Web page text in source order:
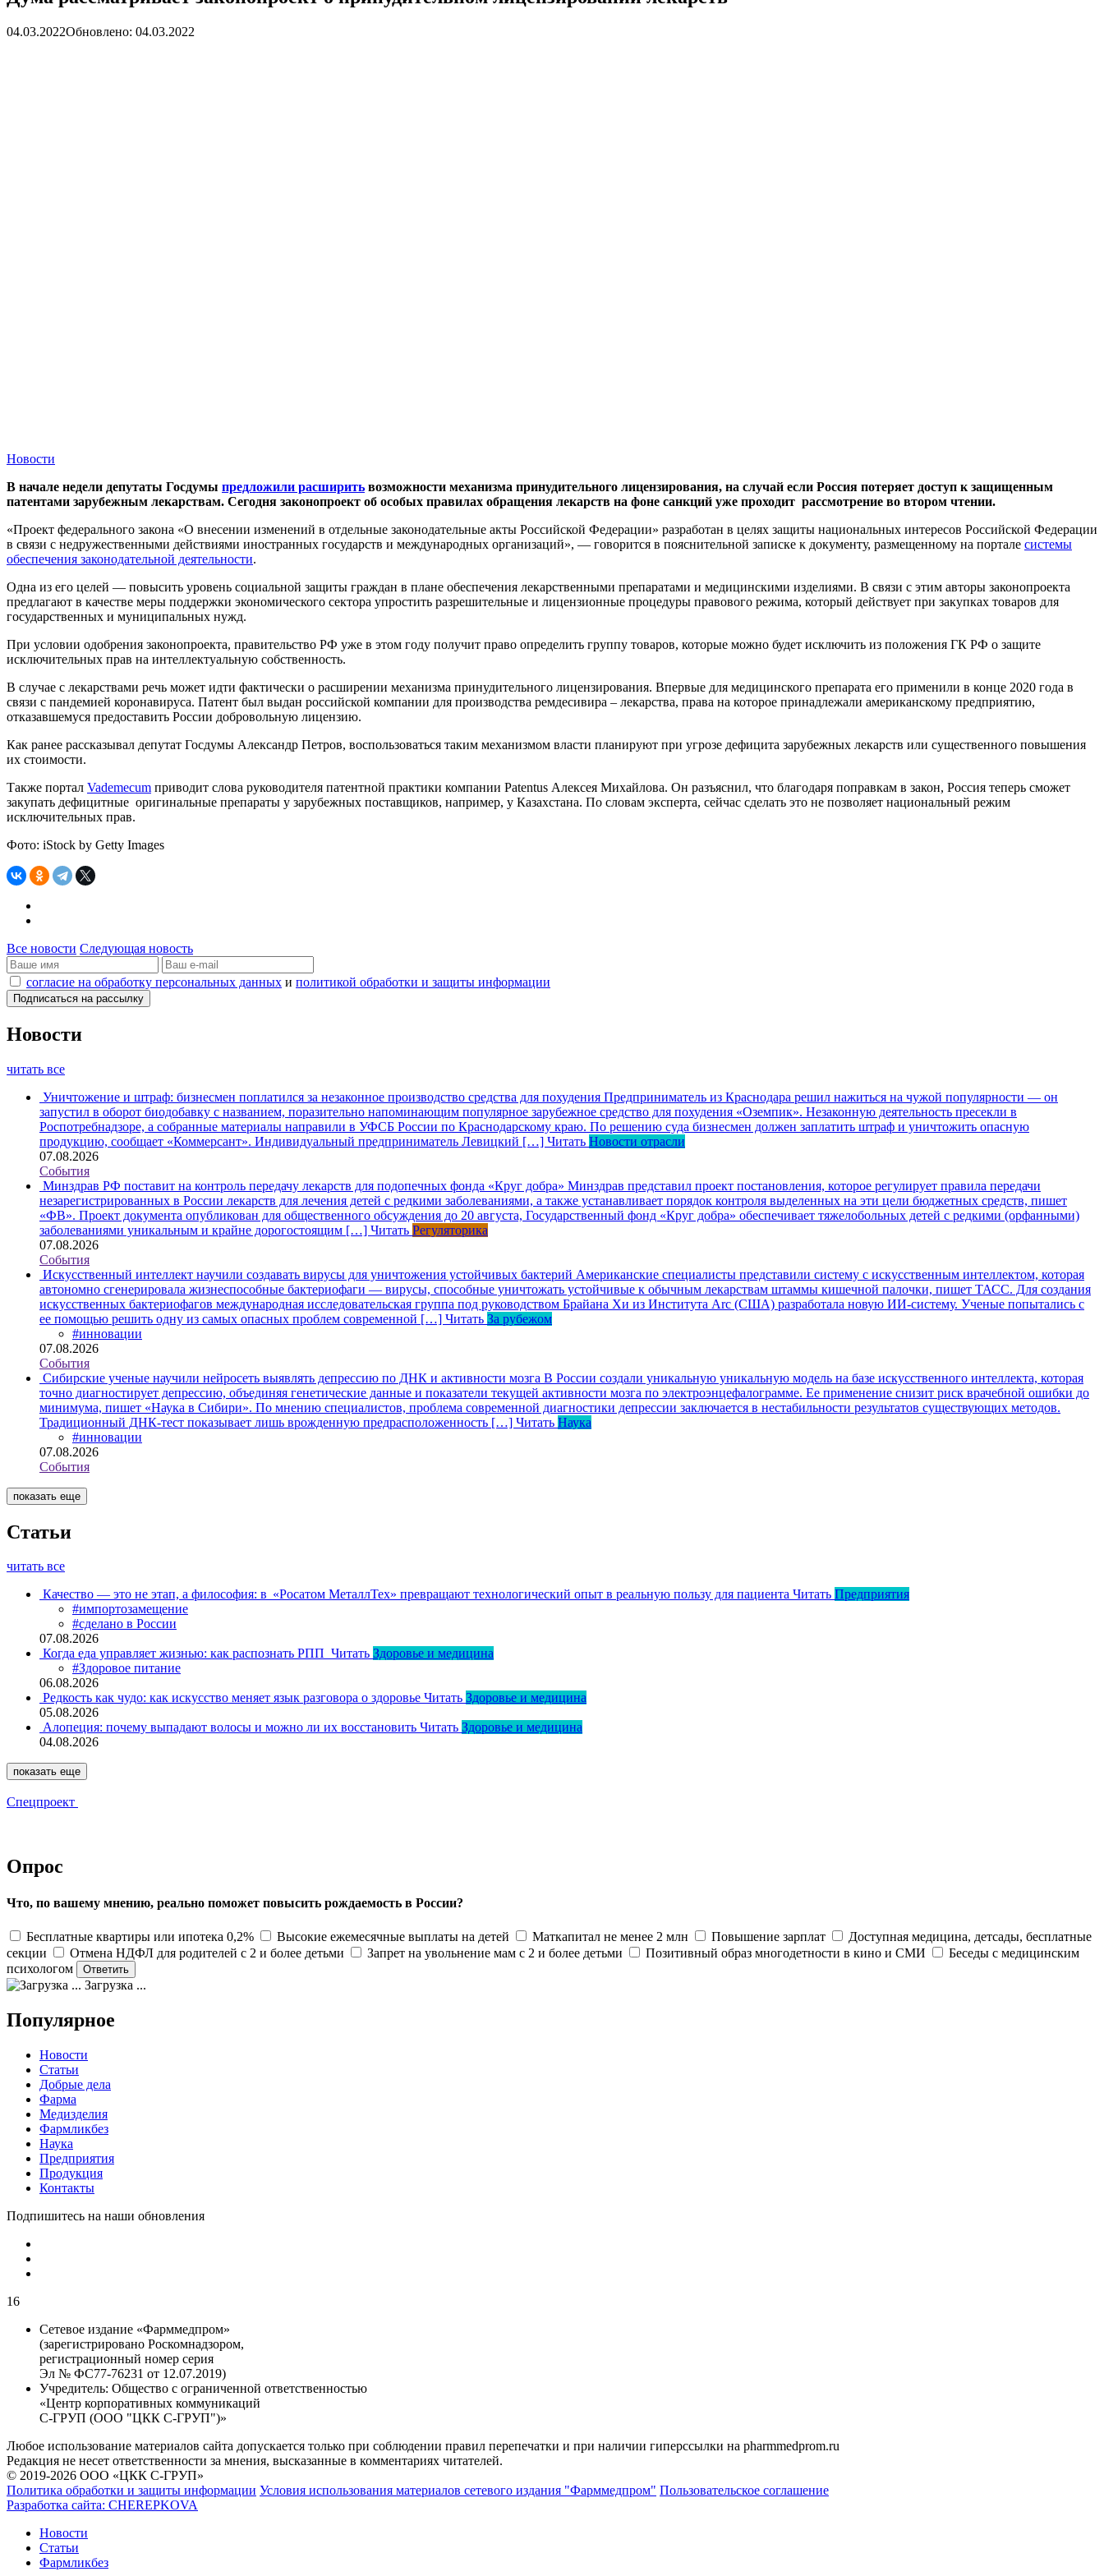
04.03.2022Обновлено: 04.03.2022
Новости
В начале недели депутаты Госдумы предложили расширить возможности механизма принудительного лицензирования, на случай если Россия потеряет доступ к защищенным
патентами зарубежным лекарствам. Сегодня законопроект об особых правилах обращения лекарств на фоне санкций уже проходит рассмотрение во втором чтении.
«Проект федерального закона «О внесении изменений в отдельные законодательные акты Российской Федерации» разработан в целях защиты национальных интересов Российской Федерации
в связи с недружественными действиями иностранных государств и международных организаций», — говорится в пояснительной записке к документу, размещенному на портале системы
обеспечения законодательной деятельности.
Одна из его целей — повысить уровень социальной защиты граждан в плане обеспечения лекарственными препаратами и медицинскими изделиями. В связи с этим авторы законопроекта
предлагают в качестве меры поддержки экономического сектора упростить разрешительные и лицензионные процедуры правового режима, который действует при закупках товаров для
государственных и муниципальных нужд.
При условии одобрения законопроекта, правительство РФ уже в этом году получит право определить группу товаров, которые можно будет исключить из положения ГК РФ о защите
исключительных прав на интеллектуальную собственность.
В случае с лекарствами речь может идти фактически о расширении механизма принудительного лицензирования. Впервые для медицинского препарата его применили в конце 2020 года в
связи с пандемией коронавируса. Патент был выдан российской компании для производства ремдесивира – лекарства, права на которое принадлежали американскому предприятию,
отказавшемуся предоставить России добровольную лицензию.
Как ранее рассказывал депутат Госдумы Александр Петров, воспользоваться таким механизмом власти планируют при угрозе дефицита зарубежных лекарств или существенного повышения
их стоимости.
Также портал Vademecum приводит слова руководителя патентной практики компании Patentus Алексея Михайлова. Он разъяснил, что благодаря поправкам в закон, Россия теперь сможет
закупать дефицитные оригинальные препараты у зарубежных поставщиков, например, у Казахстана. По словам эксперта, сейчас сделать это не позволяет национальный режим
исключительных прав.
Фото: iStock by Getty Images
Все новости Следующая новость
согласие на обработку персональных данных и политикой обработки и защиты информации
Новости
читать все
Уничтожение и штраф: бизнесмен поплатился за незаконное производство средства для похудения Предприниматель из Краснодара решил нажиться на чужой популярности — он
запустил в оборот биодобавку с названием, поразительно напоминающим популярное зарубежное средство для похудения «Оземпик». Незаконную деятельность пресекли в
Роспотребнадзоре, а собранные материалы направили в УФСБ России по Краснодарскому краю. По решению суда бизнесмен должен заплатить штраф и уничтожить опасную
продукцию, сообщает «Коммерсант». Индивидуальный предприниматель Левицкий […] Читать Новости отрасли
07.08.2026
События
Минздрав РФ поставит на контроль передачу лекарств для подопечных фонда «Круг добра» Минздрав представил проект постановления, которое регулирует правила передачи
незарегистрированных в России лекарств для лечения детей с редкими заболеваниями, а также устанавливает порядок контроля выделенных на эти цели бюджетных средств, пишет
«ФВ». Проект документа опубликован для общественного обсуждения до 20 августа, Государственный фонд «Круг добра» обеспечивает тяжелобольных детей с редкими (орфанными)
заболеваниями уникальным и крайне дорогостоящим […] Читать Регуляторика
07.08.2026
События
Искусственный интеллект научили создавать вирусы для уничтожения устойчивых бактерий Американские специалисты представили систему с искусственным интеллектом, которая
автономно сгенерировала жизнеспособные бактериофаги — вирусы, способные уничтожать устойчивые к обычным лекарствам штаммы кишечной палочки, пишет ТАСС. Для создания
искусственных бактериофагов международная исследовательская группа под руководством Брайана Хи из Института Arc (США) разработала новую ИИ-систему. Ученые попытались с
ее помощью решить одну из самых опасных проблем современной […] Читать За рубежом
#инновации
07.08.2026
События
Сибирские ученые научили нейросеть выявлять депрессию по ДНК и активности мозга В России создали уникальную уникальную модель на базе искусственного интеллекта, которая
точно диагностирует депрессию, объединяя генетические данные и показатели текущей активности мозга по электроэнцефалограмме. Ее применение снизит риск врачебной ошибки до
минимума, пишет «Наука в Сибири». По мнению специалистов, проблема современной диагностики депрессии заключается в нестабильности результатов существующих методов.
Традиционный ДНК-тест показывает лишь врожденную предрасположенность […] Читать Наука
#инновации
07.08.2026
События
показать еще
Статьи
читать все
Качество — это не этап, а философия: в «Росатом МеталлТех» превращают технологический опыт в реальную пользу для пациента Читать Предприятия
#импортозамещение
#сделано в России
07.08.2026
Когда еда управляет жизнью: как распознать РПП Читать Здоровье и медицина
#Здоровое питание
06.08.2026
Редкость как чудо: как искусство меняет язык разговора о здоровье Читать Здоровье и медицина
05.08.2026
Алопеция: почему выпадают волосы и можно ли их восстановить Читать Здоровье и медицина
04.08.2026
показать еще
Спецпроект
Опрос
Что, по вашему мнению, реально поможет повысить рождаемость в России?
Бесплатные квартиры или ипотека 0,2% Высокие ежемесячные выплаты на детей Маткапитал не менее 2 млн Повышение зарплат
Доступная медицина, детсады, бесплатные
секции
Отмена НДФЛ для родителей с 2 и более детьми Запрет на увольнение мам с 2 и более детьми Позитивный образ многодетности в кино и СМИ
Беседы с медицинским
психологом
Загрузка ...
Популярное
Новости
Статьи
Добрые дела
Фарма
Медизделия
Фармликбез
Наука
Предприятия
Продукция
Контакты
Подпишитесь на наши обновления
16
Сетевое издание «Фарммедпром»
(зарегистрировано Роскомнадзором,
регистрационный номер серия
Эл № ФС77-76231 от 12.07.2019)
Учредитель: Общество с ограниченной ответственностью
«Центр корпоративных коммуникаций
С-ГРУП (ООО "ЦКК С-ГРУП")»
Любое использование материалов сайта допускается только при соблюдении правил перепечатки и при наличии гиперссылки на pharmmedprom.ru
Редакция не несет ответственности за мнения, высказанные в комментариях читателей.
© 2019-2026 ООО «ЦКК С-ГРУП»
Политика обработки и защиты информации Условия использования материалов сетевого издания "Фарммедпром" Пользовательское соглашение
Разработка сайта: CHEREPKOVA
Новости
Статьи
Фармликбез